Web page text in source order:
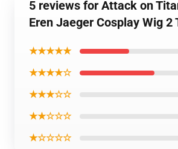
5 reviews for Attack on
Eren Jaeger Cosplay Wig 2
★★★★★
★★★★☆
★★★☆☆
★★☆☆☆
★☆☆☆☆